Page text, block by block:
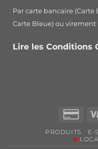
Par carte bancaire (Carte
Carte Bleue) ou virement
Lire les Conditions
2
PRODUITS E-